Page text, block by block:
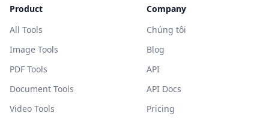
Product
All Tools
Image Tools
PDF Tools
Document Tools
Video Tools
Company
Chúng tôi
Blog
API
API Docs
Pricing